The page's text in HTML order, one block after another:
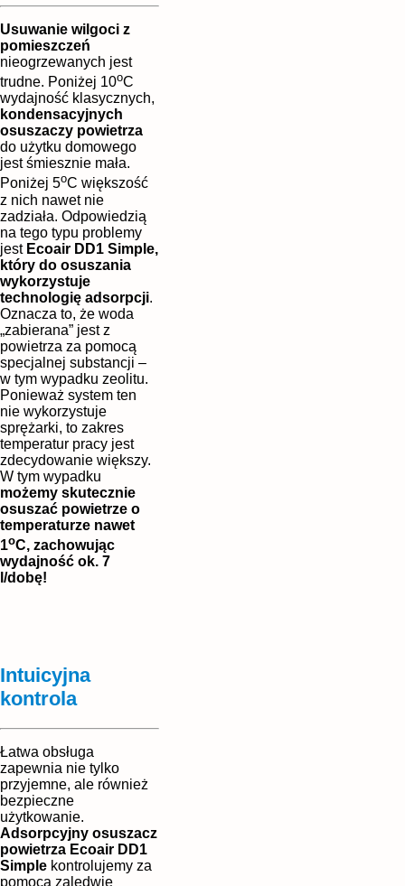
Usuwanie wilgoci z
pomieszczeń
nieogrzewanych jest
trudne. Poniżej 10oC
wydajność klasycznych,
kondensacyjnych
osuszaczy powietrza
do użytku domowego
jest śmiesznie mała.
Poniżej 5oC większość
z nich nawet nie
zadziała. Odpowiedzią
na tego typu problemy
jest Ecoair DD1 Simple,
który do osuszania
wykorzystuje
technologię adsorpcji.
Oznacza to, że woda
„zabierana” jest z
powietrza za pomocą
specjalnej substancji –
w tym wypadku zeolitu.
Ponieważ system ten
nie wykorzystuje
sprężarki, to zakres
temperatur pracy jest
zdecydowanie większy.
W tym wypadku
możemy skutecznie
osuszać powietrze o
temperaturze nawet
1oC, zachowując
wydajność ok. 7
l/dobę!
Intuicyjna
kontrola
Łatwa obsługa
zapewnia nie tylko
przyjemne, ale również
bezpieczne
użytkowanie.
Adsorpcyjny osuszacz
powietrza Ecoair DD1
Simple kontrolujemy za
pomocą zaledwie